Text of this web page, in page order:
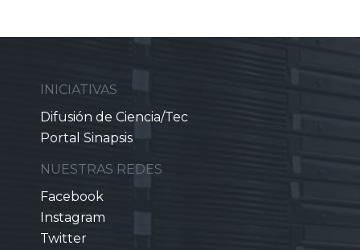
INICIATIVAS
Difusión de Ciencia/Tec
Portal Sinapsis
NUESTRAS REDES
Facebook
Instagram
Twitter